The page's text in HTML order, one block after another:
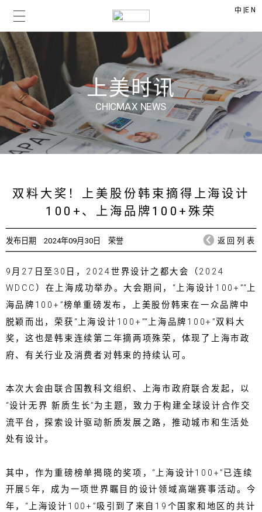
中 |EN
上美时讯
CHICMAX NEWS
双料大奖！上美股份韩束摘得上海设计
100+、上海品牌100+殊荣
发布日期 2024年09月30日 荣誉 返回列表
9月27日至30日，2024世界设计之都大会（2024
WDCC）在上海成功举办。大会期间，“上海设计100+”“上
海品牌100+”榜单重磅发布，上美股份韩束在一众品牌中
脱颖而出，荣获“上海设计100+”“上海品牌100+”双料大
奖，这也是韩束连续第二年摘两项殊荣，体现了上海市政
府、有关行业及消费者对韩束的持续认可。
本次大会由联合国教科文组织、上海市政府联合发起，以
“设计无界 新质生长”为主题，致力于构建全球设计合作交
流平台，探索设计驱动新质发展之路，推动城市和生活处
处有设计。
其中，作为重磅榜单揭晓的奖项，“上海设计100+”已连续
开展5年，成为一项世界瞩目的设计领域高端赛事活动。今
年，“上海设计100+”吸引到了来自19个国家和地区的共计